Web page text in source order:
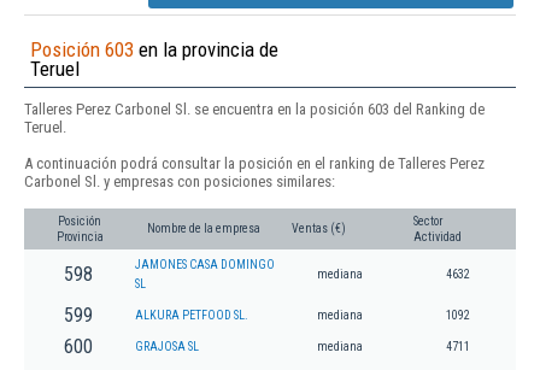
Posición 603 en la provincia de
Teruel
Talleres Perez Carbonel Sl. se encuentra en la posición 603 del Ranking de
Teruel.
A continuación podrá consultar la posición en el ranking de Talleres Perez
Carbonel Sl. y empresas con posiciones similares:
Posición
Provincia
Nombre de la empresa Ventas (€)
Sector
Actividad
598
JAMONES CASA DOMINGO
SL
mediana 4632
599 ALKURA PETFOOD SL. mediana 1092
600 GRAJOSA SL mediana 4711